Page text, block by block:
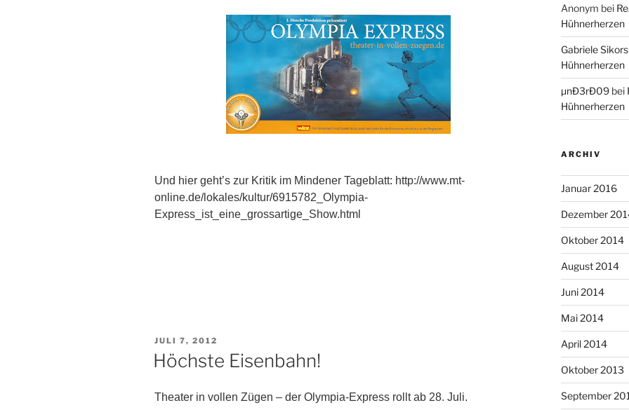
Und hier geht’s zur Kritik im Mindener Tageblatt: http://www.mt-
online.de/lokales/kultur/6915782_Olympia-
Express_ist_eine_grossartige_Show.html
VERÖFFENTLICHT
JULI 7, 2012
Höchste Eisenbahn!
Theater in vollen Zügen – der Olympia-Express rollt ab 28. Juli.
Anonym bei
Hühnerherzen
Gabriele
Hühnerherzen
µnÐ3rÐ09bei
Hühnerherzen
ARCHIV
Januar 2016
Dezember
Oktober 2014
August 2014
Juni 2014
Mai 2014
April 2014
Oktober 2013
September